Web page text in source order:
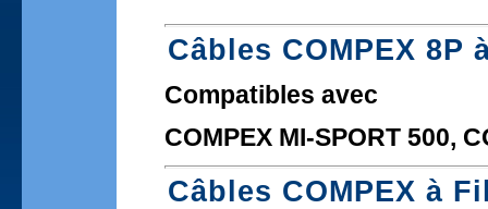
Câbles COMPEX 8P
Compatibles avec
COMPEX MI-SPORT 500,
Câbles COMPEX à